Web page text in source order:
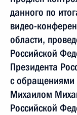
данного по
видео-
области,
Российской
Президента
с обращениями
Михаилом
Российской